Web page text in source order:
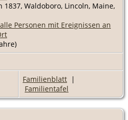
1837, Waldoboro, Lincoln, Maine,
Familienblatt |
Familientafel